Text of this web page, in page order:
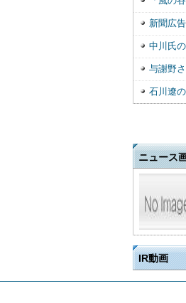
新聞広
中川氏
与謝野
石川遼
ニュース
IR動画